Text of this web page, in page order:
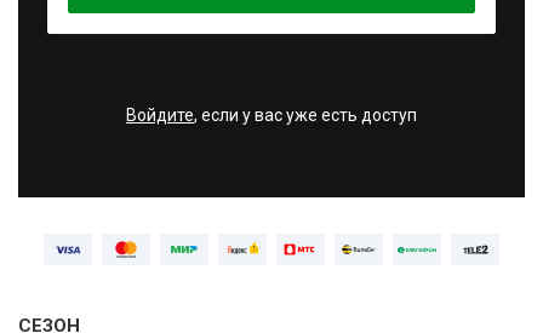
Войдите, если у вас уже есть доступ
СЕЗОН